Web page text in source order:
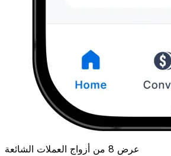
عرض 8 من أزواج العملات الشائعة